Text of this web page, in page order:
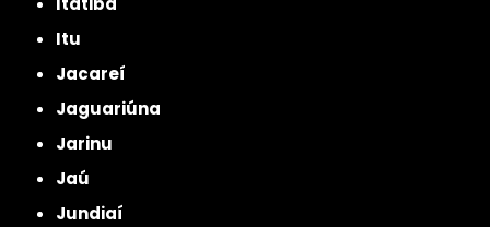
Itu
Jacareí
Jaguariúna
Jarinu
Jaú
Jundiaí